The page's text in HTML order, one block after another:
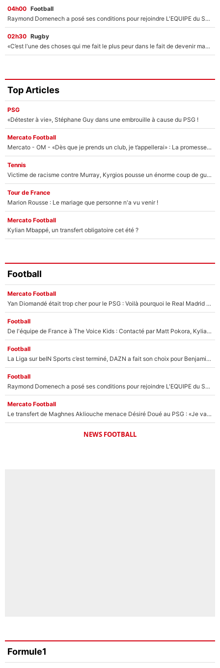
04h00 Football
Raymond Domenech a posé ses conditions pour rejoindre L'EQUIPE du Soir : Il refuse de faire l'émission avec un autre chroniqueur !
02h30 Rugby
«C’est l'une des choses qui me fait le plus peur dans le fait de devenir maman» : En couple avec Antoine Dupont, Iris Mittenaere s'inquiète déjà pour ses futurs enfants !
Top Articles
PSG
«Détester à vie», Stéphane Guy dans une embrouille à cause du PSG !
Mercato Football
Mercato - OM - «Dès que je prends un club, je t’appellerai» : La promesse de Marcelino au moment de claquer la porte
Tennis
Victime de racisme contre Murray, Kyrgios pousse un énorme coup de gueule !
Tour de France
Marion Rousse : Le mariage que personne n'a vu venir !
Mercato Football
Kylian Mbappé, un transfert obligatoire cet été ?
Football
Mercato Football
Yan Diomandé était trop cher pour le PSG : Voilà pourquoi le Real Madrid a accepté de payer la somme record de 140M€ pour boucler son transfert !
Football
De l'équipe de France à The Voice Kids : Contacté par Matt Pokora, Kylian Mbappé a accepté de jouer un rôle inédit sur TF1 !
Football
La Liga sur beIN Sports c’est terminé, DAZN a fait son choix pour Benjamin Da Silva et Omar Da Fonseca !
Football
Raymond Domenech a posé ses conditions pour rejoindre L'EQUIPE du Soir : Il refuse de faire l'émission avec un autre chroniqueur !
Mercato Football
Le transfert de Maghnes Akliouche menace Désiré Doué au PSG : «Je valide à 200%»
NEWS FOOTBALL
Formule1